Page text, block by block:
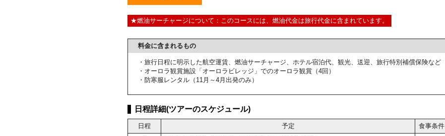
★燃油サーチャージについて：このコースには、燃油代金は旅行代金に含まれています。
料金に含まれるもの
・旅行日程に明示した航空運賃、燃油サーチャージ、ホテル宿泊代、観光、送迎、旅行特別補償保険など
・オーロラ観賞施設「オーロラビレッジ」でのオーロラ観賞（4回）
・防寒服レンタル（11月～4月出発のみ）
日程詳細(ツアーのスケジュール)
日程 予定 食事条件